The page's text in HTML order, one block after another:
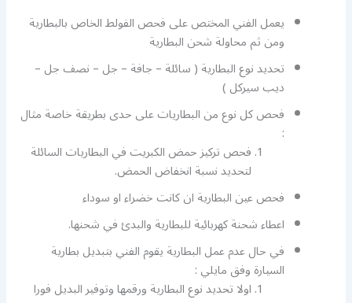
يعمل الفني المختص على فحص الفولط الخاص بالبطارية
ومن ثم محاولة شحن البطارية
تحديد نوع البطارية ( سائلة – جافة – جل – نصف جل –
ديب سيركل )
فحص كل نوع من البطاريات على حدى بطريقة خاصة مثال
:
فحص تركيز حمض الكبريت في البطاريات السائلة
لتحديد نسبة انخفاض الحمض.
فحص عين البطارية ان كانت خضراء او سوداء
اعطاء شحنة كهربائية للبطارية والبدئ في شحنها.
في حال عدم عمل البطارية يقوم الفني بتبديل بطارية
السيارة وفق مايلي :
اولا تحديد نوع البطارية ورقمها وتوفير البديل فورا